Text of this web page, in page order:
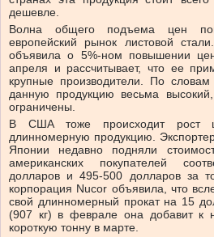
дешевле.
Волна общего подъема цен
европейский рынок листовой
объявила о 5%-ном повышении
апреля и рассчитывает, что ее
крупные производители. По
данную продукцию весьма
ограничены.
В США тоже происходит рост
длинномерную продукцию.
Японии недавно подняли
американских покупателей
долларов и 495-500 долларов за
корпорация Nucor объявила, что
свой длинномерный прокат на 15
(907 кг) в феврале она добавит
короткую тонну в марте.